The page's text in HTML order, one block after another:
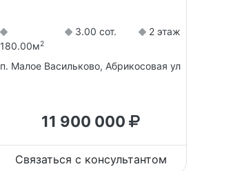
180.00м2
3.00 сот. 2 этаж
п. Малое Васильково, Абрикосовая ул
11 900 000
Связаться с консультантом